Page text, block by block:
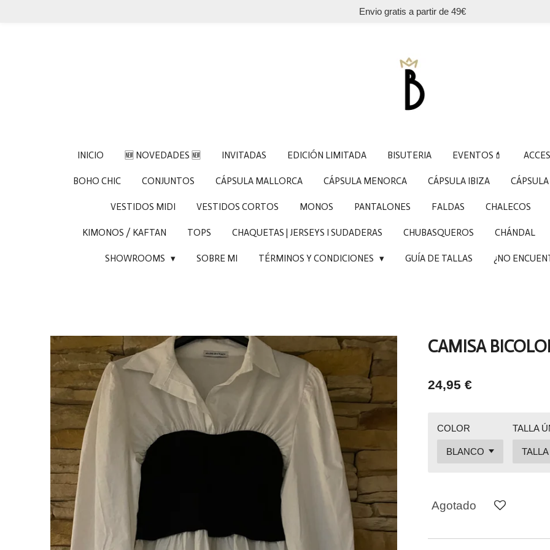
Envio gratis a partir de 49€
INICIO 🆕 NOVEDADES 🆕 INVITADAS EDICIÓN LIMITADA BISUTERIA EVENTOS💄
BOHO CHIC CONJUNTOS CÁPSULA MALLORCA CÁPSULA MENORCA CÁPSULA IBIZA
VESTIDOS MIDI VESTIDOS CORTOS MONOS PANTALONES FALDAS CHALECOS
KIMONOS / KAFTAN TOPS CHAQUETAS | JERSEYS I SUDADERAS CHUBASQUEROS CHÁNDAL
SHOWROOMS SOBRE MI TÉRMINOS Y CONDICIONES GUÍA DE TALLAS ¿NO
CAMISA
24,95 €
COLOR TALLA
Agotado